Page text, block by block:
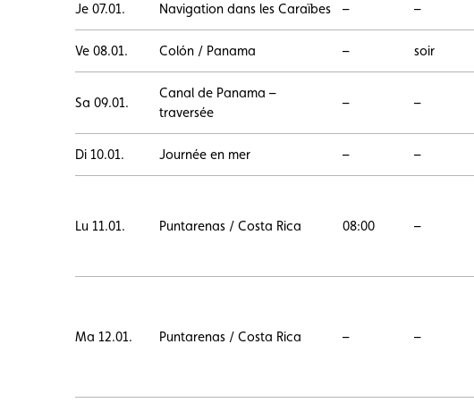
Je 07.01. Navigation dans les Caraïbes – –
Ve 08.01. Colón / Panama – soir
Sa 09.01.
Canal de Panama –
traversée
– –
Di 10.01. Journée en mer – –
Lu 11.01. Puntarenas / Costa Rica 08:00 –
Ma 12.01. Puntarenas / Costa Rica – –